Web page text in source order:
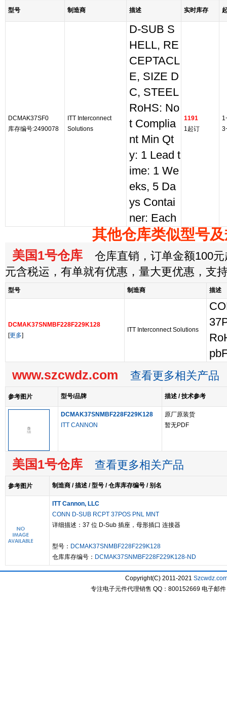
型号 制造商 描述 实时库存
DCMAK37SF0
库存编号:2490078
ITT Interconnect
Solutions
D-SUB S
HELL, RE
CEPTACL
E, SIZE D
C, STEEL
RoHS: No
t Complia
nt Min Qt
y: 1 Lead t
ime: 1 We
eks, 5 Da
ys Contai
ner: Each
1191
1起订
其他仓库类似型号
美国1号仓库 仓库直销，订单金额100元
元含税运，有单就有优惠，量大更优惠，支
型号 制造商 描述
DCMAK37SNMBF228F229K128
[更多]
ITT Interconnect Solutions
www.szcwdz.com 查看更多相关产品
参考图片 型号/品牌 描述 / 技术参考
DCMAK37SNMBF228F229K128
ITT CANNON
原厂原装货
暂无PDF
美国1号仓库 查看更多相关产品
参考图片 制造商 / 描述 / 型号 / 仓库库存编号 / 别名
ITT Cannon, LLC
CONN D-SUB RCPT 37POS PNL MNT
详细描述：37 位 D-Sub 插座，母形插口 连接器
型号： DCMAK37SNMBF228F229K128
仓库库存编号： DCMAK37SNMBF228F229K128-ND
Copyright(C) 2011-2021
专注电子元件代理销售 QQ：800152669 电子邮